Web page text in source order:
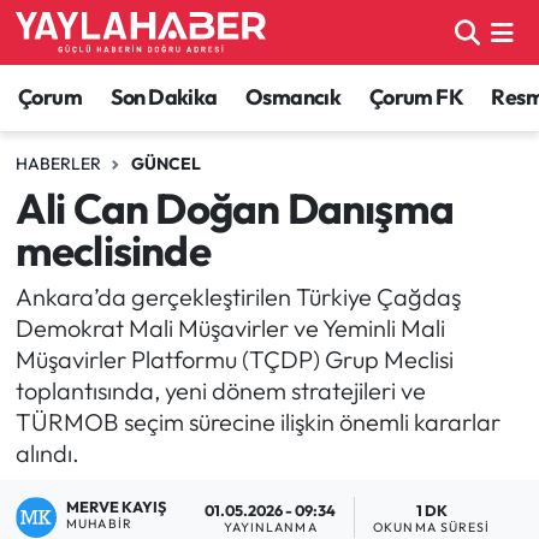
Çorum Son Dakika Osmancık Çorum FK
HABERLER GÜNCEL
Ali Can Doğan Danışma
meclisinde
Ankara’da gerçekleştirilen Türkiye Çağdaş
Demokrat Mali Müşavirler ve Yeminli Mali
Müşavirler Platformu (TÇDP) Grup Meclisi
toplantısında, yeni dönem stratejileri ve
TÜRMOB seçim sürecine ilişkin önemli kararlar
alındı.
MERVE KAYIŞ
MUHABIR
01.05.2026 - 09:34
YAYINLANMA
1 DK
OKUNMA SÜRESI
Alaca Haberleri
Bayat Haberleri
Bilgi - Keşfet Haberleri
Bilim ve Teknoloji
Boğazkale Haberleri
Çorum Haberleri
Çorum Son Dakika Haberleri
Dodurga Haberleri
Çorum Nöbetçi Eczaneler
Çorum Hava Durumu
Çorum Namaz Vakitleri
Çorum Trafik Yoğunluk Haritası
TFF 1.Lig Puan Durumu ve Fikstür
Tüm Manşetler
Son Dakika Haberleri
Haber Arşivi